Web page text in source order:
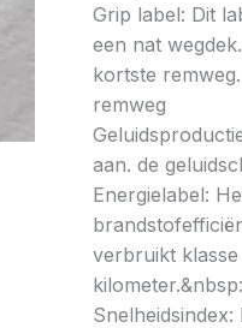
Grip label: Dit
een nat
kortste
remweg
aan. de
Energielabel:
verbruikt
kilometer.&nbsp: